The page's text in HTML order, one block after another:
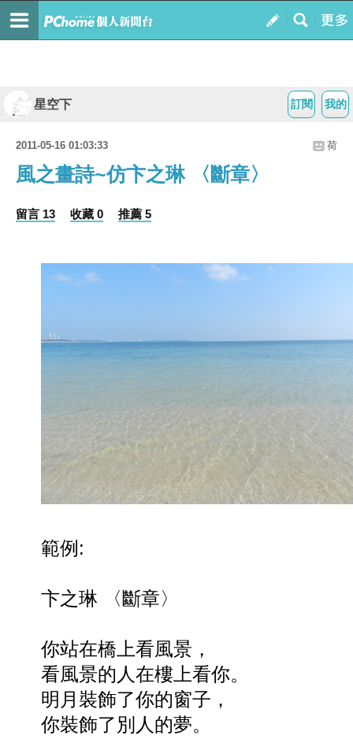
我的
訂閱
星空下
2011-05-16 01:03:33 荷
風之畫詩~仿卞之琳 〈斷章〉
留言 13 收藏 0 推薦 5
範例:
卞之琳 〈斷章〉
你站在橋上看風景，
看風景的人在樓上看你。
明月裝飾了你的窗子，
你裝飾了別人的夢。